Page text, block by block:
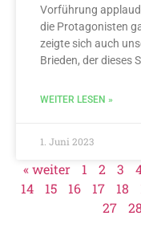
Vorführung
die Protagonisten
zeigte sich auch
Brieden, der dieses
WEITER LESEN »
1. Juni 2023
« weiter 1 2 3
14
15 16 17 18
27
28